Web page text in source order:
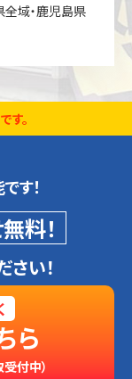
全域・鹿児島県
す。
す！
料！
い！
ら
付中）